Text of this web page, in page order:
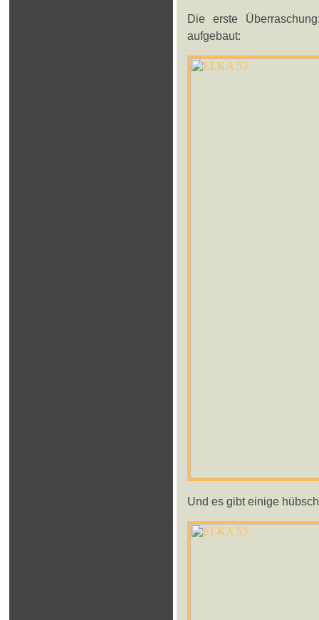
Die erste
aufgebaut:
Und es gibt einige